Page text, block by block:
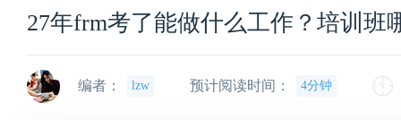
27年frm考了能做什么工作？培训班
编者： lzw 预计阅读时间： 4分钟